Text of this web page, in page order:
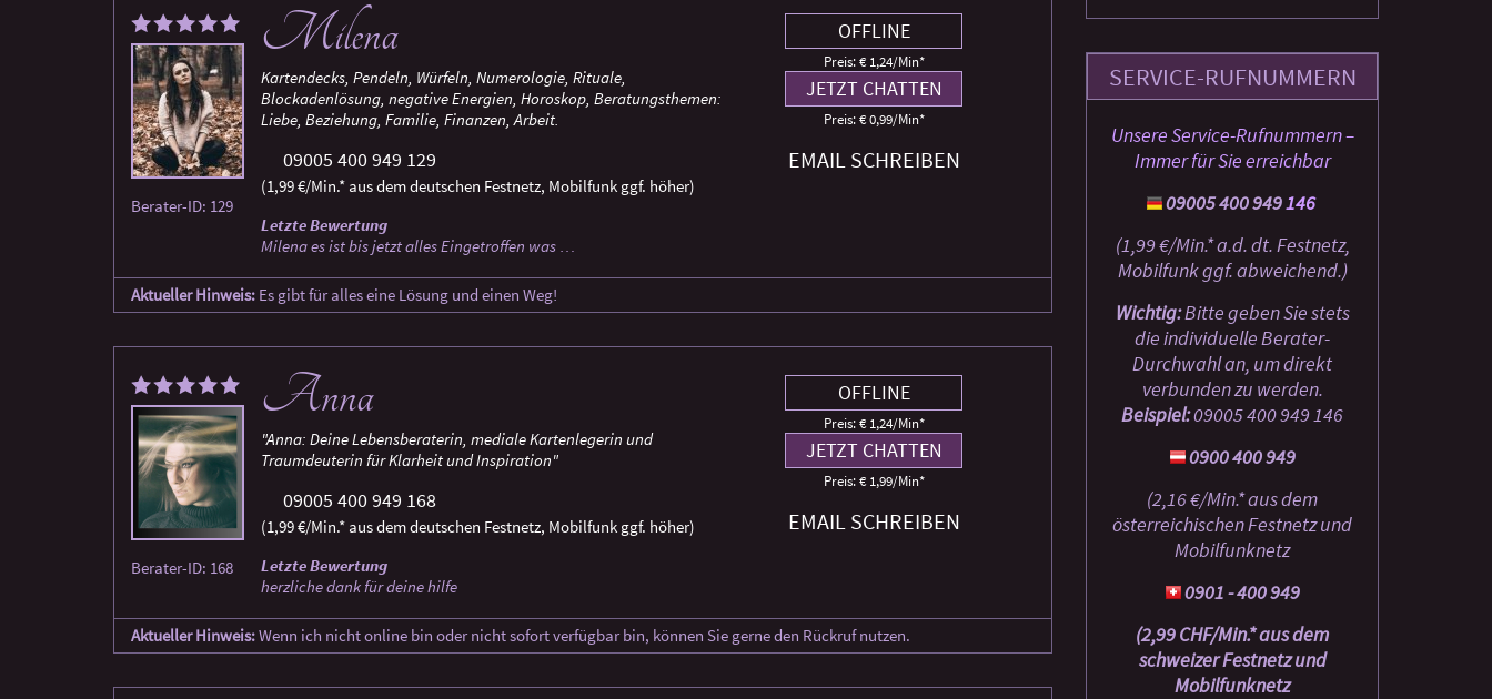
SERVICE-RUFNUMMERN
Unsere Service-Rufnummern –
Immer für Sie erreichbar
09005 400 949146
(1,99 €/Min.* a.d. dt. Festnetz,
Mobilfunk ggf. abweichend.)
Wichtig:Bitte geben Sie stets
die individuelle Berater-
Durchwahl an, um direkt
verbunden zu werden.
Beispiel:09005 400 949 146
0900 400 949
(2,16 €/Min.* aus dem
österreichischen Festnetz und
Mobilfunknetz
0901 - 400 949
(2,99 CHF/Min.* aus dem
schweizer Festnetz und
Mobilfunknetz
Berater-ID: 129
Milena
Kartendecks, Pendeln, Würfeln, Numerologie, Rituale,
Blockadenlösung, negative Energien, Horoskop, Beratungsthemen:
Liebe, Beziehung, Familie, Finanzen, Arbeit.
09005 400 949 129
(1,99 €/Min.* aus dem deutschen Festnetz, Mobilfunk ggf. höher)
Letzte Bewertung
Milena es ist bis jetzt alles Eingetroffen was …
OFFLINE
Preis: € 1,24/Min*
JETZT CHATTEN
Preis: € 0,99/Min*
EMAIL SCHREIBEN
Aktueller Hinweis: Es gibt für alles eine Lösung und einen Weg!
Berater-ID: 168
Anna
"Anna: Deine Lebensberaterin, mediale Kartenlegerin und
Traumdeuterin für Klarheit und Inspiration"
09005 400 949 168
(1,99 €/Min.* aus dem deutschen Festnetz, Mobilfunk ggf. höher)
Letzte Bewertung
herzliche dank für deine hilfe
OFFLINE
Preis: € 1,24/Min*
JETZT CHATTEN
Preis: € 1,99/Min*
EMAIL SCHREIBEN
Aktueller Hinweis:Wenn ich nicht online bin oder nicht sofort verfügbar bin, können Sie gerne den Rückruf nutzen.